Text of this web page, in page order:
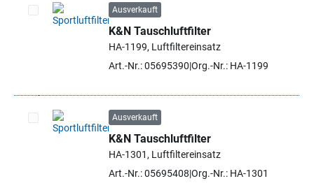
Artikel auswählen
Ausverkauft
K&N Tauschluftfilter
HA-1199, Luftfiltereinsatz
Art.-Nr.: 05695390 Org.-Nr.: HA-1199
Artikel auswählen
Ausverkauft
K&N Tauschluftfilter
HA-1301, Luftfiltereinsatz
Art.-Nr.: 05695408 Org.-Nr.: HA-1301